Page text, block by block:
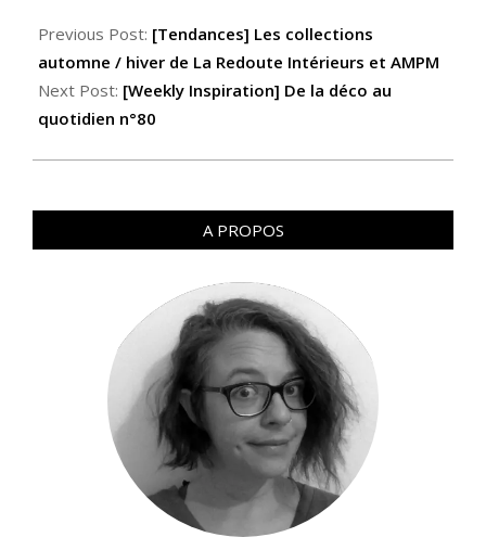
Previous Post: [Tendances] Les collections
automne / hiver de La Redoute Intérieurs et AMPM
Next Post: [Weekly Inspiration] De la déco au
quotidien n°80
A PROPOS